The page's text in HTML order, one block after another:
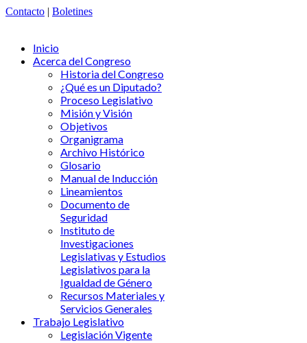
Contacto | Boletines
Inicio
Acerca del Congreso
Historia del Congreso
¿Qué es un Diputado?
Proceso Legislativo
Misión y Visión
Objetivos
Organigrama
Archivo Histórico
Glosario
Manual de Inducción
Lineamientos
Documento de
Seguridad
Instituto de
Investigaciones
Legislativas y Estudios
Legislativos para la
Igualdad de Género
Recursos Materiales y
Servicios Generales
Trabajo Legislativo
Legislación Vigente